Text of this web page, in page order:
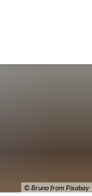
© Bruno from Pixabay